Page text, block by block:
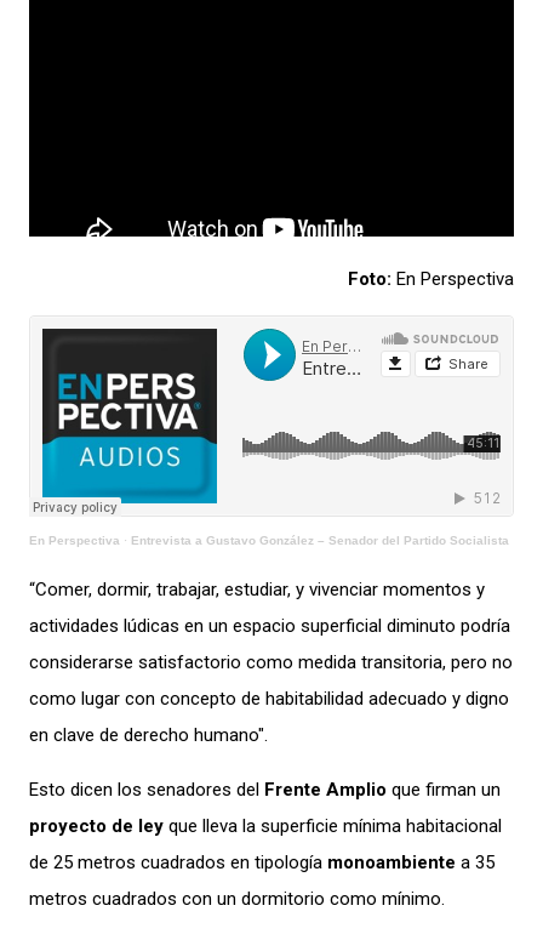
Foto: En Perspectiva
En Perspectiva · Entrevista a Gustavo González – Senador del Partido Socialista
“Comer, dormir, trabajar, estudiar, y vivenciar momentos y
actividades lúdicas en un espacio superficial diminuto podría
considerarse satisfactorio como medida transitoria, pero no
como lugar con concepto de habitabilidad adecuado y digno
en clave de derecho humano".
Esto dicen los senadores del Frente Amplio que firman un
proyecto de ley que lleva la superficie mínima habitacional
de 25 metros cuadrados en tipología monoambiente a 35
metros cuadrados con un dormitorio como mínimo.